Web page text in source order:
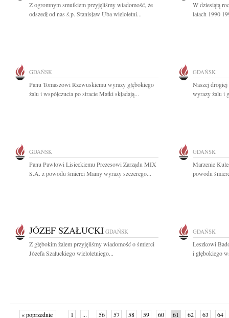
Z ogromnym smutkiem przyjęliśmy wiadomość, że
odszedł od nas ś.p. Stanisław Uba wieloletni...
W dziesiątą
latach 1990
GDAŃSK
Panu Tomaszowi Rzewuskiemu wyrazy głębokiego
żalu i współczucia po stracie Matki składają...
GDAŃSK
Naszej
wyrazy żalu i
GDAŃSK
Panu Pawłowi Lisieckiemu Prezesowi Zarządu MIX
S.A. z powodu śmierci Mamy wyrazy szczerego...
GDAŃSK
Marzenie
powodu
JÓZEF SZAŁUCKI GDAŃSK
Z głębokim żalem przyjęliśmy wiadomość o śmierci
Józefa Szałuckiego wieloletniego...
GDAŃSK
Leszkowi
i głębokiego
« poprzednie 1 ... 56 57 58 59 60 61 62 63 64